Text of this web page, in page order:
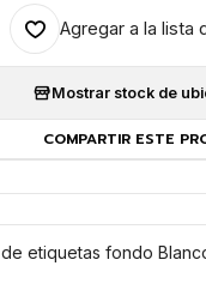
Agregar a la lista
Mostrar stock de
COMPARTIR ESTE
de etiquetas fondo